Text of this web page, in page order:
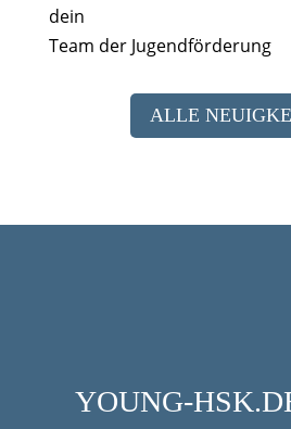
dein
Team der Jugendförderung
ALLE
YOUNG-